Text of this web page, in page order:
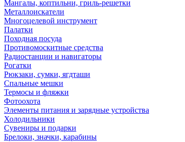
Мангалы, коптильни, гриль-решетки
Металлоискатели
Многоцелевой инструмент
Палатки
Походная посуда
Противомоскитные средства
Радиостанции и навигаторы
Рогатки
Рюкзаки, сумки, ягдташи
Спальные мешки
Термосы и фляжки
Фотоохота
Элементы питания и зарядные устройства
Холодильники
Сувениры и подарки
Брелоки, значки, карабины